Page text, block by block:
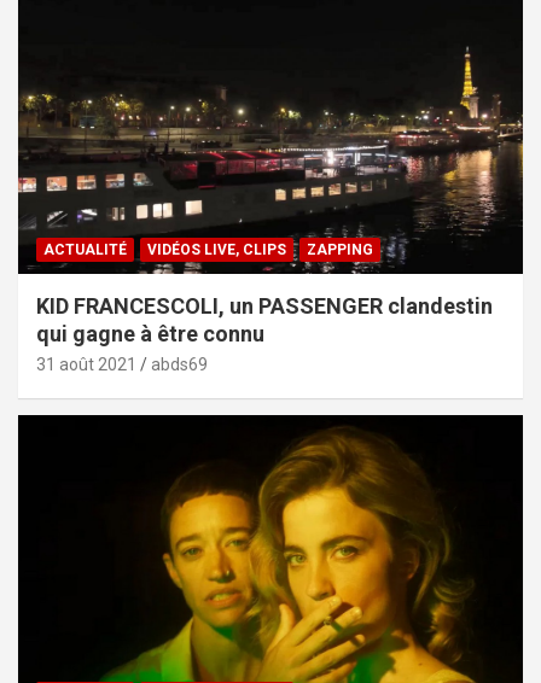
ACTUALITÉ VIDÉOS LIVE, CLIPS ZAPPING
KID FRANCESCOLI, un PASSENGER clandestin
qui gagne à être connu
31 août 2021 abds69